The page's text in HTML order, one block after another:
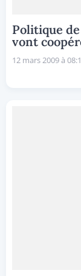
Politique
vont
12 mars 2009 à